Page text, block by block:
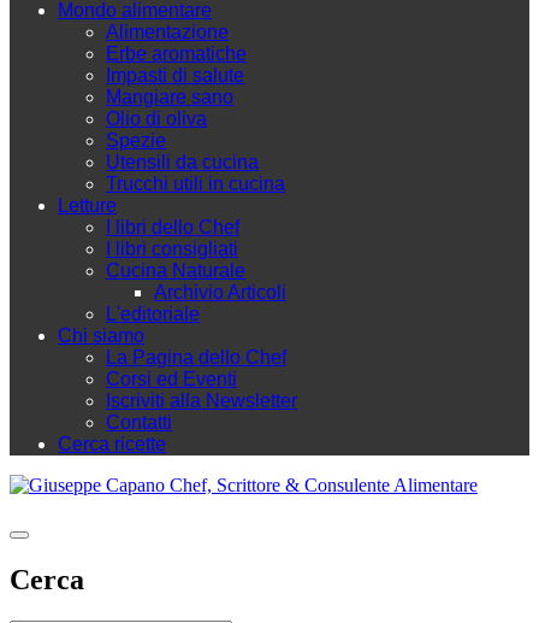
Mondo alimentare
Alimentazione
Erbe aromatiche
Impasti di salute
Mangiare sano
Olio di oliva
Spezie
Utensili da cucina
Trucchi utili in cucina
Letture
I libri dello Chef
I libri consigliati
Cucina Naturale
Archivio Articoli
L'editoriale
Chi siamo
La Pagina dello Chef
Corsi ed Eventi
Iscriviti alla Newsletter
Contatti
Cerca ricette
Cerca